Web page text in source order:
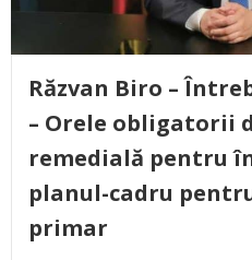
Răzvan Biro –
– Orele obligatorii
remedială pentru
planul-cadru
primar